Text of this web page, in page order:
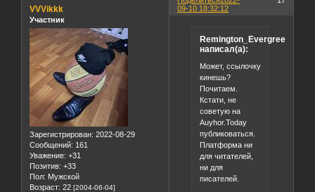
09-10 18:32:12
VVVikkk
Участник
Зарегистрирован: 2022-08-29
Сообщений: 161
Уважение: +31
Позитив: +33
Пол: Мужской
Возраст: 22 [2004-06-04]
Remington_Evergreen
написал(а):
Может, ссылочку
кинешь?
Почитаем.
Кстати, не
советую на
Auyhor.Today
публиковаться.
Платформа ни
для читателей,
ни для
писателей.